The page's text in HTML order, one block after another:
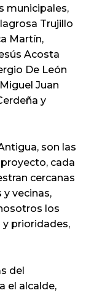
municipales,
Trujillo
Martín,
Acosta
De León
Juan
y
son las
cada
cercanas
vecinas,
los
prioridades,
del
el alcalde,